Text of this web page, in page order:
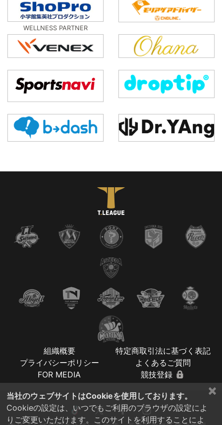
WELLNESS PARTNER
組織概要
特定商取引法に基づく表記
プライバシーポリシー
よくあるご質問
FOR MEDIA
競技登録
×
当社のウェブサイトはCookieを使用しております。
Cookieの設定は、いつでもご利用のブラウザの設定によ
りご変更いただけます。このサイトを利用することによ